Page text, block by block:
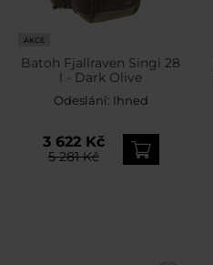
AKCE
Batoh Fjallraven Singi 28
l - Dark Olive
Odeslání: Ihned
3 622 Kč
5 281 Kč